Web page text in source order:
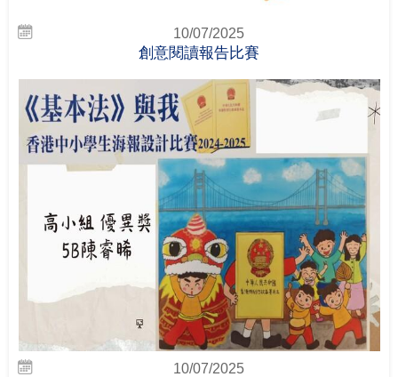
10/07/2025
創意閱讀報告比賽
10/07/2025